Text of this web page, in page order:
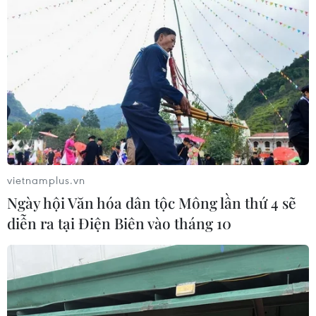
Người hâm mộ "truyền lửa" cho thầy trò
huấn luyện viên Park Hang-seo
16/11/2018 11:08
Đến lúc này, tất cả các ngả đường tiến đến sân vận
động Mỹ Đình đã dần ken đặc xe cộ, dòng người kéo
về với niềm tin đội tuyển Việt Nam sẽ chiến thắng đội
tuyển Malaysia tại AFF Suzuki Cup 2018.
vietnamplus.vn
Ngày hội Văn hóa dân tộc Mông lần thứ 4 sẽ
diễn ra tại Điện Biên vào tháng 10